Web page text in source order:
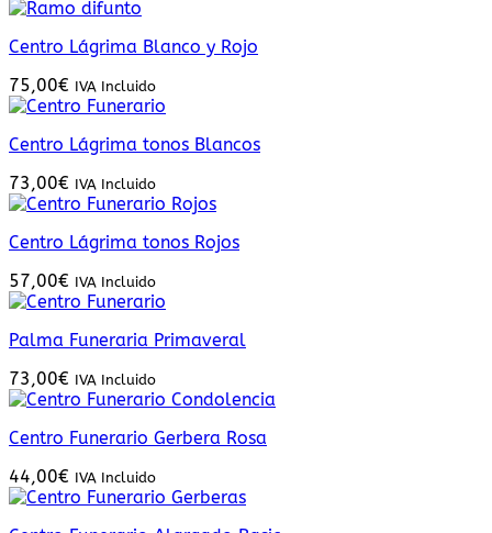
Centro Lágrima Blanco y Rojo
75,00€ IVA Incluido
Centro Lágrima tonos Blancos
73,00€ IVA Incluido
Centro Lágrima tonos Rojos
57,00€ IVA Incluido
Palma Funeraria Primaveral
73,00€ IVA Incluido
Centro Funerario Gerbera Rosa
44,00€ IVA Incluido